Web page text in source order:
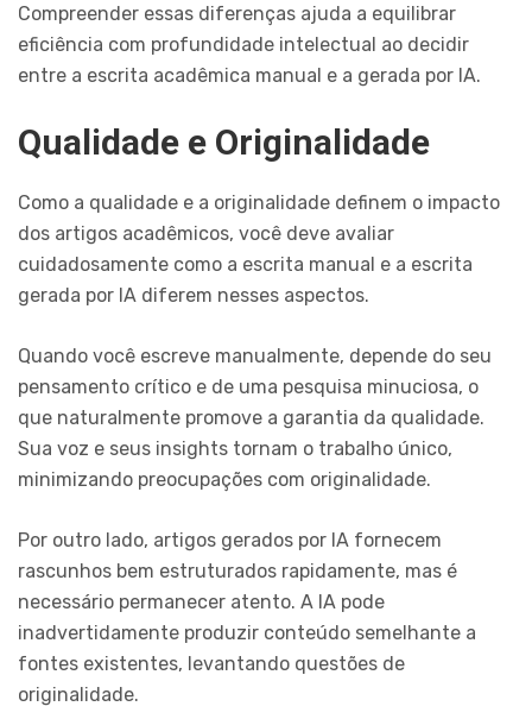
Compreender essas diferenças ajuda a equilibrar
eficiência com profundidade intelectual ao decidir
entre a escrita acadêmica manual e a gerada por IA.
Qualidade e Originalidade
Como a qualidade e a originalidade definem o impacto
dos artigos acadêmicos, você deve avaliar
cuidadosamente como a escrita manual e a escrita
gerada por IA diferem nesses aspectos.
Quando você escreve manualmente, depende do seu
pensamento crítico e de uma pesquisa minuciosa, o
que naturalmente promove a garantia da qualidade.
Sua voz e seus insights tornam o trabalho único,
minimizando preocupações com originalidade.
Por outro lado, artigos gerados por IA fornecem
rascunhos bem estruturados rapidamente, mas é
necessário permanecer atento. A IA pode
inadvertidamente produzir conteúdo semelhante a
fontes existentes, levantando questões de
originalidade.